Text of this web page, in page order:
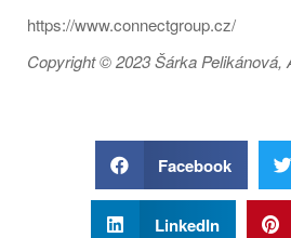
https://www.connectgroup.cz/
Copyright © 2023 Šárka Pelikánová,
Facebook
LinkedIn